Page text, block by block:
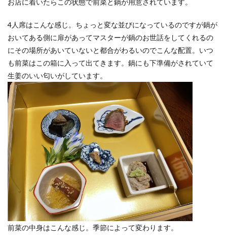
お店に着いたらこの状態で前菜と鍋が用意されています。
4人席はこんな感じ。ちょっと変な並びになっているのですが鍋が
おいてある側に扉があってマスターが鍋のお世話をしてくれるの
にその場所があいていないと都合がわるいのでこんな配置。いつ
も前菜はこの箱に入って出てきます。鍋にも下準備がされていて
生姜のいい匂いがしています。
前菜の中身はこんな感じ。季節によって変わります。